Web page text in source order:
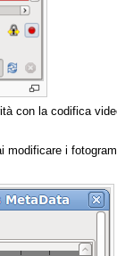
con la codifica
i